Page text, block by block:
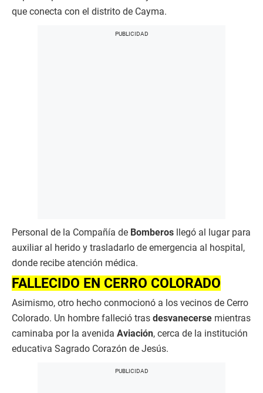
que conecta con el distrito de Cayma.
Personal de la Compañía de Bomberos llegó al lugar para
auxiliar al herido y trasladarlo de emergencia al hospital,
donde recibe atención médica.
FALLECIDO EN CERRO COLORADO
Asimismo, otro hecho conmocionó a los vecinos de Cerro
Colorado. Un hombre falleció tras desvanecerse mientras
caminaba por la avenida Aviación, cerca de la institución
educativa Sagrado Corazón de Jesús.